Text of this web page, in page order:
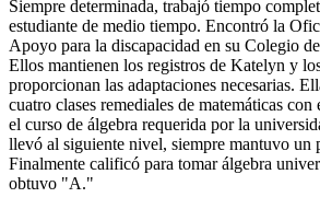
Siempre determinada, trabajó tiempo
estudiante de medio tiempo. Encontró la
Apoyo para la discapacidad en su Colegio
Ellos mantienen los registros de Katelyn y
proporcionan las adaptaciones necesarias.
cuatro clases remediales de matemáticas
el curso de álgebra requerida por la
llevó al siguiente nivel, siempre mantuvo
Finalmente calificó para tomar álgebra
obtuvo "A."